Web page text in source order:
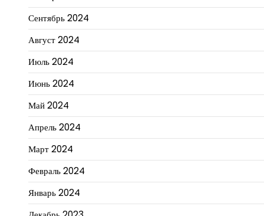
Сентябрь 2024
Август 2024
Июль 2024
Июнь 2024
Май 2024
Апрель 2024
Март 2024
Февраль 2024
Январь 2024